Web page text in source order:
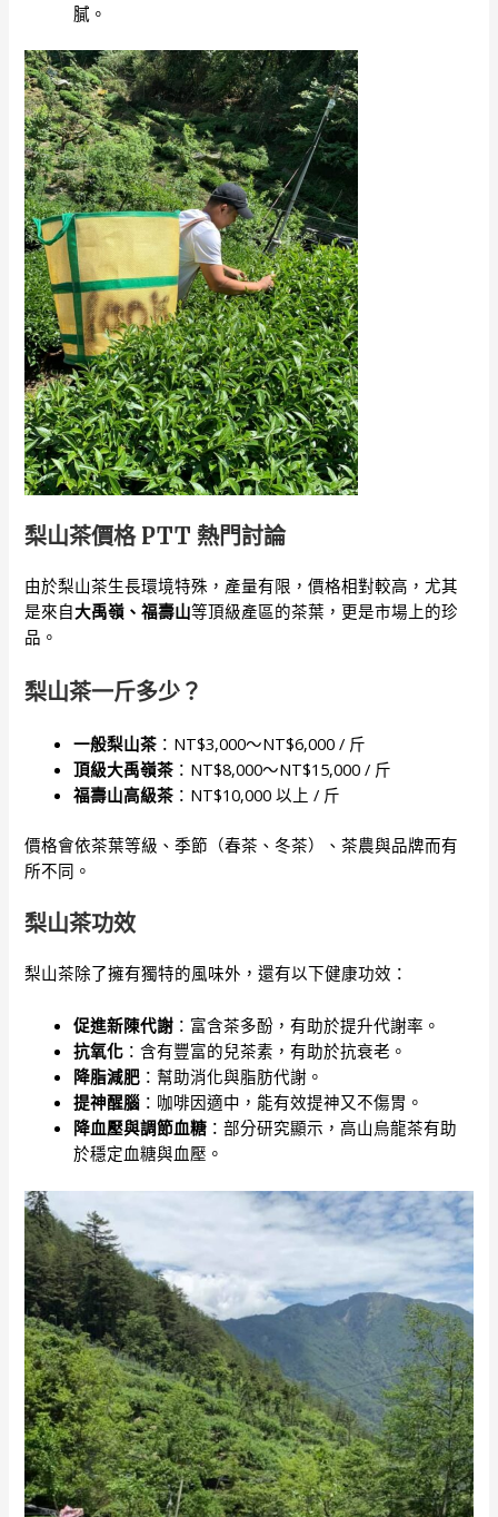
膩。
梨山茶價格 PTT 熱門討論
由於梨山茶生長環境特殊，產量有限，價格相對較高，尤其
是來自大禹嶺、福壽山等頂級產區的茶葉，更是市場上的珍
品。
梨山茶一斤多少？
一般梨山茶 ：NT$3,000～NT$6,000 / 斤
頂級大禹嶺茶 ：NT$8,000～NT$15,000 / 斤
福壽山高級茶 ：NT$10,000 以上 / 斤
價格會依茶葉等級、季節（春茶、冬茶）、茶農與品牌而有
所不同。
梨山茶功效
梨山茶除了擁有獨特的風味外，還有以下健康功效：
促進新陳代謝 ：富含茶多酚，有助於提升代謝率。
抗氧化 ：含有豐富的兒茶素，有助於抗衰老。
降脂減肥 ：幫助消化與脂肪代謝。
提神醒腦 ：咖啡因適中，能有效提神又不傷胃。
降血壓與調節血糖 ：部分研究顯示，高山烏龍茶有助
於穩定血糖與血壓。